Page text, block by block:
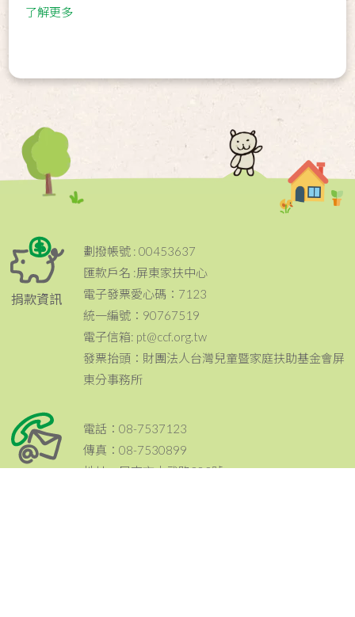
了解更多
捐款資訊
劃撥帳號 : 00453637
匯款戶名 :屏東家扶中心
電子發票愛心碼：7123
統一編號：90767519
電子信箱: pt@ccf.org.tw
發票抬頭：財團法人台灣兒童暨家庭扶助基金會屏
東分事務所
電話：08-7537123
傳真：08-7530899
地址：屏東市大武路303號